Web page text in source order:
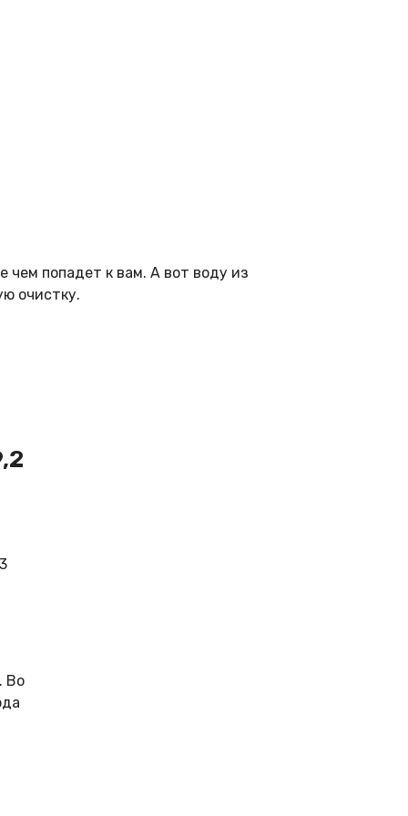
чем попадет к вам. А вот воду из
очистку.
Во